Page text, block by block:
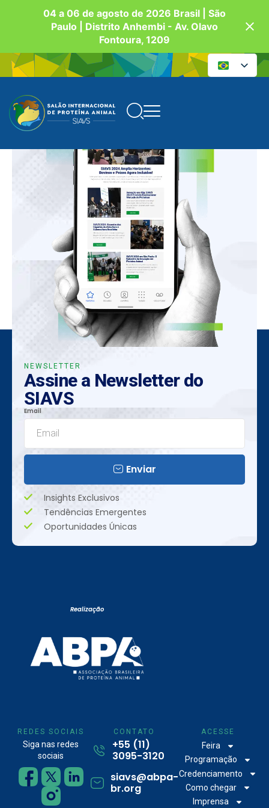
04 a 06 de agosto de 2026 Brasil | São
Paulo | Distrito Anhembi - Av. Olavo
Fontoura, 1209
NEWSLETTER
Assine a Newsletter do
SIAVS
Email
Enviar
Insights Exclusivos
Tendências Emergentes
Oportunidades Únicas
Realização
REDES SOCIAIS
Siga nas redes
sociais
CONTATO
+55 (11)
3095-3120
siavs@abpa-
br.org
ACESSE
Feira
Programação
Credenciamento
Como chegar
Imprensa